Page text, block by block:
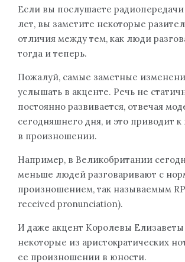
Если вы послушаете радиопередачи
лет, вы заметите некоторые
отличия между тем, как люди
тогда и теперь.
Пожалуй, самые заметные
услышать в акценте. Речь не
постоянно развивается, отвечая
сегодняшнего дня, и это приводит
в произношении.
Например, в Великобритании
меньше людей разговаривают с
произношением, так называемым
received pronunciation).
И даже акцент Королевы
некоторые из аристократических
ее произношении в юности.